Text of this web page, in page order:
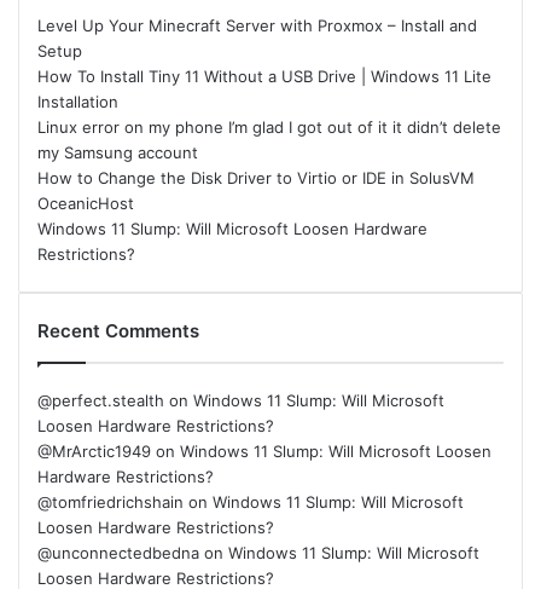
Level Up Your Minecraft Server with Proxmox – Install and
Setup
How To Install Tiny 11 Without a USB Drive | Windows 11 Lite
Installation
Linux error on my phone I’m glad I got out of it it didn’t delete
my Samsung account
How to Change the Disk Driver to Virtio or IDE in SolusVM
OceanicHost
Windows 11 Slump: Will Microsoft Loosen Hardware
Restrictions?
Recent Comments
@perfect.stealth on Windows 11 Slump: Will Microsoft
Loosen Hardware Restrictions?
@MrArctic1949 on Windows 11 Slump: Will Microsoft Loosen
Hardware Restrictions?
@tomfriedrichshain on Windows 11 Slump: Will Microsoft
Loosen Hardware Restrictions?
@unconnectedbedna on Windows 11 Slump: Will Microsoft
Loosen Hardware Restrictions?